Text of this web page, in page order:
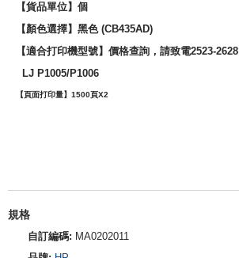
【貨品單位】個
【顏色選擇】黑色 (CB435AD)
【適合打印機型號】價格查詢，請致電2523-2628
LJ P1005/P1006
【頁面打印量】 1500頁X2
規格
自訂編碼: MA0202011